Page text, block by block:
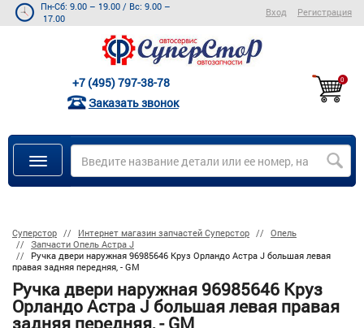
Пн-Сб: 9.00 – 19.00 / Вс: 9.00 –
17.00
Вход Регистрация
+7 (495) 797-38-78
Заказать звонок
0
Суперстор Интернет магазин запчастей Суперстор
Опель
Запчасти Опель Астра J
Ручка двери наружная 96985646 Круз Орландо Астра J большая левая
правая задняя передняя, - GM
Ручка двери наружная 96985646 Круз
Орландо Астра J большая левая правая
задняя передняя, - GM